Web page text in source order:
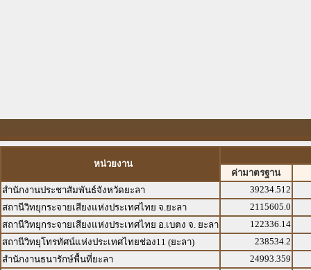
หน่วยงาน
ค่ามาตรฐาน
สำนักงานประชาสัมพันธ์จังหวัดยะลา
39234.512
สถานีวิทยุกระจายเสียงแห่งประเทศไทย จ.ยะลา
2115605.0
สถานีวิทยุกระจายเสียงแห่งประเทศไทย อ.เบตง จ. ยะลา
122336.14
สถานีวิทยุโทรทัศน์แห่งประเทศไทยช่อง11 (ยะลา)
238534.2
สำนักงานธนารักษ์พื้นที่ยะลา
24993.359